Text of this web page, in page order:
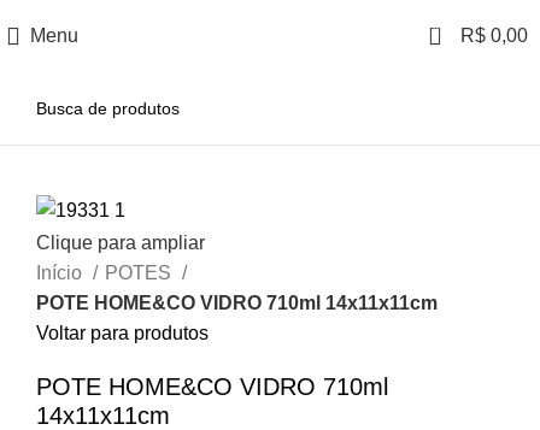
Menu 0 R$ 0,00
Clique para ampliar
Início
POTES
POTE HOME&CO VIDRO 710ml 14x11x11cm
Voltar para produtos
POTE HOME&CO VIDRO 710ml
14x11x11cm